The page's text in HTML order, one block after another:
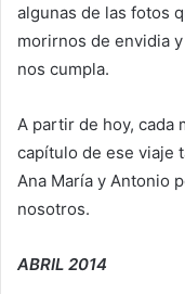
algunas de las fotos
morirnos de envidia
nos cumpla.
A partir de hoy, cada
capítulo de ese viaje
Ana María y Antonio
nosotros.
ABRIL 2014